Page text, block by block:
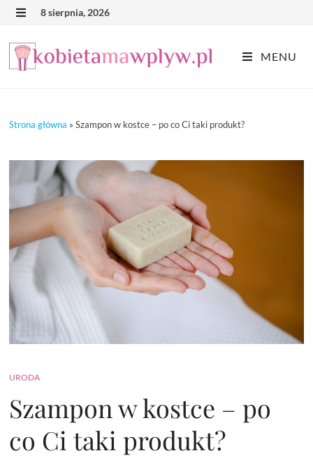
Skip
content
8 sierpnia, 2026
MENU
Strona główna »Szampon w kostce – po co Ci taki produkt?
URODA
Szampon w kostce – po
co Ci taki produkt?